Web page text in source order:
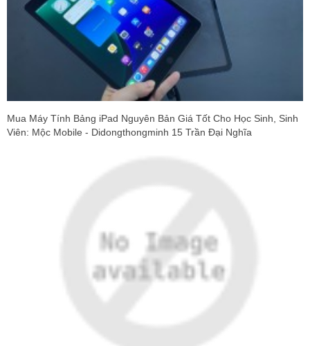
Mua Máy Tính Bảng iPad Nguyên Bản Giá Tốt Cho Học Sinh, Sinh
Viên: Mộc Mobile - Didongthongminh 15 Trần Đại Nghĩa